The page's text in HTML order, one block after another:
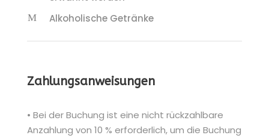
Alkoholische Getränke
Zahlungsanweisungen
• Bei der Buchung ist eine nicht rückzahlbare
Anzahlung von 10 % erforderlich, um die Buchung